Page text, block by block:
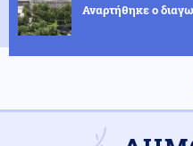
Αναρτήθηκε ο